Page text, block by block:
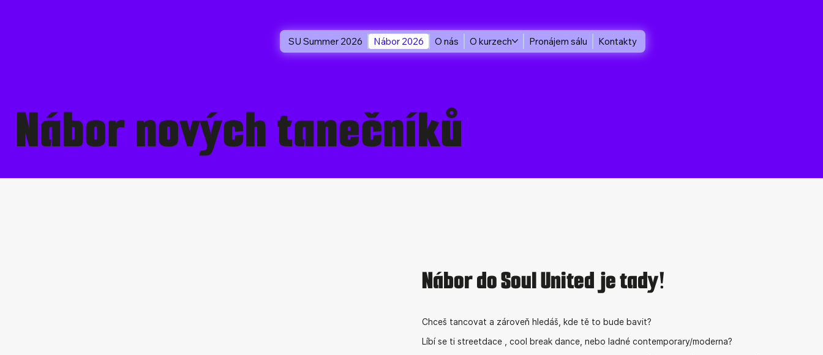
SU Summer 2026 Nábor 2026 O nás O kurzech Pronájem sálu Kontakty
Nábor do Soul United je tady!
Chceš tancovat a zároveň hledáš, kde tě to bude bavit?
Líbí se ti streetdace , cool break dance, nebo ladné contemporary/moderna?
Nábor nových tanečníků